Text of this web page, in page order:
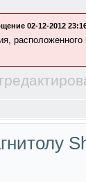
02-12-2012